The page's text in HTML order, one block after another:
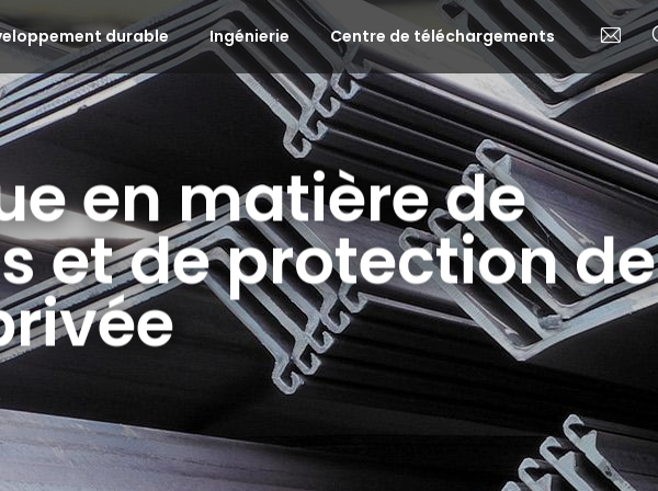
durable Ingénierie Centre de téléchargements
en matière de
et de protection de